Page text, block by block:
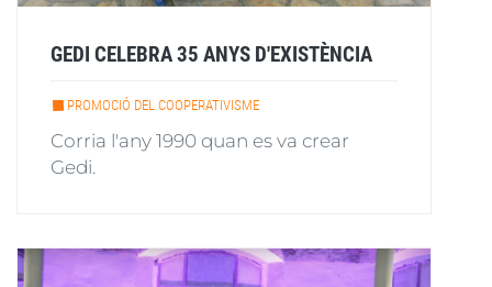
GEDI CELEBRA 35 ANYS D'EXISTÈNCIA
PROMOCIÓ DEL COOPERATIVISME
Corria l'any 1990 quan es va crear
Gedi.